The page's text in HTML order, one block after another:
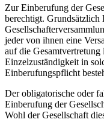
Zur Einberufung der
berechtigt. Grundsätzlich
jeder von ihnen eine
auf die
Einzelzuständigkeit in
Einberufungspflicht
Der obligatorische oder
Einberufung der
Wohl der Gesellschaft